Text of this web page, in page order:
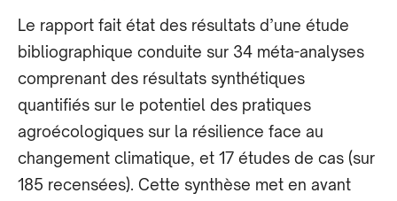
Le rapport fait état des résultats d’une étude
bibliographique conduite sur 34 méta-analyses
comprenant des résultats synthétiques
quantifiés sur le potentiel des pratiques
agroécologiques sur la résilience face au
changement climatique, et 17 études de cas (sur
185 recensées). Cette synthèse met en avant